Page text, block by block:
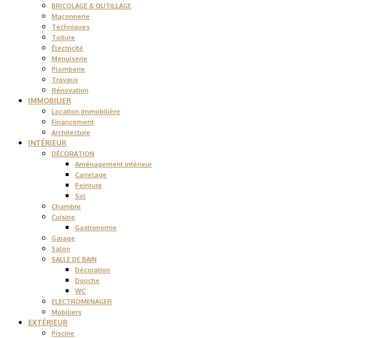
BRICOLAGE & OUTILLAGE
Maçonnerie
Techniques
Toiture
Électricité
Menuiserie
Plomberie
Travaux
Rénovation
IMMOBILIER
Location immobilière
Financement
Architecture
INTÉRIEUR
DÉCORATION
Aménagement intérieur
Carrelage
Peinture
Sol
Chambre
Cuisine
Gastronomie
Garage
Salon
SALLE DE BAIN
Décoration
Douche
WC
ELECTROMENAGER
Mobiliers
EXTÉRIEUR
Piscine